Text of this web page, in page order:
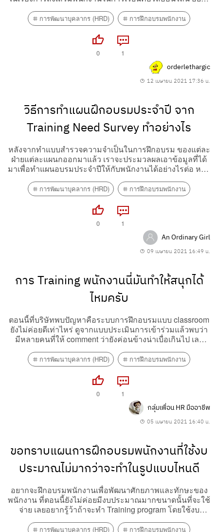
อนุมัติอย่างไรคะ เพราะเราอาจจะรู้ว่าคอร์สที่เป็นทักษะใหม่ๆ
พิเศษ อย่าง UX , business analytic...
การพัฒนาบุคลากร (HRD) การฝึกอบรมพนักงาน
0 1
orderlethargic
12 เมษายน 2021 17:36 น.
วิธีการทำแผนฝึกอบรมประจำปี จาก
Training Need Survey ทำอย่างไร
หลังจากทำแบบสำรวจความจำเป็นในการฝึกอบรม ของแต่ละ
ฝ่ายแต่ละแผนกออกมาแล้ว เราจะประมวลผลเอาข้อมูลที่ได้
มาเพื่อทำแผนอบรมประจำปีให้กับพนักงานได้อย่างไรต่อ หาก
เป็นวิธีการทำแบบละเอียดๆ ขอบคุณมากนะทุกคน
การพัฒนาบุคลากร (HRD) การฝึกอบรมพนักงาน
0 1
An Ordinary Girl
09 เมษายน 2021 16:49 น.
การ Training พนักงานนี่มันทำให้สนุกได้
ไหมครับ
ตอนนี้ที่บริษัทพบปัญหาคือระบบการฝึกอบรมแบบ classroom
ยังไม่ค่อยดีเท่าไหร่ ดูจากแบบประเมินการเข้าร่วมแล้วพบว่า
มีหลายคนที่ให้ comment ว่ายังค่อนข้างน่าเบื่อเกินไป เลย
วิธีแก้ปัญหาเรื่องนี้อย่างไร
การพัฒนาบุคลากร (HRD) การฝึกอบรมพนักงาน
0 1
กลุ่มเพื่อน HR มืออาชีพ
05 เมษายน 2021 16:40 น.
ขอทราบแผนการฝึกอบรมพนักงานที่ใช้งบ
ประมาณไม่มากว่าจะทำในรูปแบบไหนดี
อยากจะฝึกอบรมพนักงานเพื่อพัฒนาศักยภาพและทักษะของ
พนักงาน ที่ตอนนี้ยังไม่ค่อยมีงบประมาณมากขนาดนั้นที่จะใช้
จ่าย เลยอยากรู้ว้าถ้าจะทำ Training program โดยใช้งบ
การพัฒนาบุคลากร (HRD)
การฝึกอบรมพนักงาน